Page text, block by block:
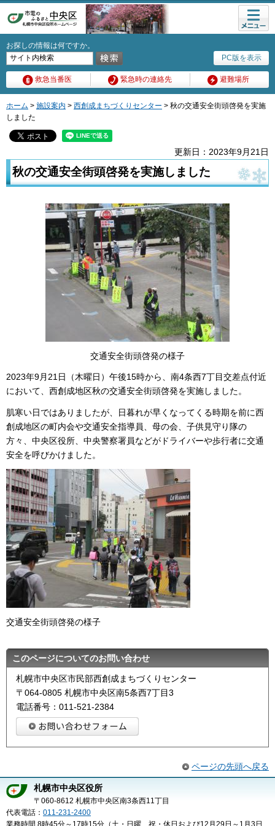
PC版を表示
お探しの情報は何ですか。
救急当番医 緊急時の連絡先 避難場所
メニュ
ー
ホーム > 施設案内 > 西創成まちづくりセンター > 秋の交通安全街頭啓発を実施
しました
更新日：2023年9月21日
秋の交通安全街頭啓発を実施しました
交通安全街頭啓発の様子
2023年9月21日（木曜日）午後15時から、南4条西7丁目交差点付近
において、西創成地区秋の交通安全街頭啓発を実施しました。
肌寒い日ではありましたが、日暮れが早くなってくる時期を前に西
創成地区の町内会や交通安全指導員、母の会、子供見守り隊の
方々、中央区役所、中央警察署員などがドライバーや歩行者に交通
安全を呼びかけました。
交通安全街頭啓発の様子
このページについてのお問い合わせ
札幌市中央区市民部西創成まちづくりセンター
〒064-0805 札幌市中央区南5条西7丁目3
電話番号：011-521-2384
ページの先頭へ戻る
札幌市中央区役所
〒060-8612 札幌市中央区南3条西11丁目
代表電話： 011-231-2400
業務時間 8時45分～17時15分（土・日曜、祝・休日および12月29日～1月3日